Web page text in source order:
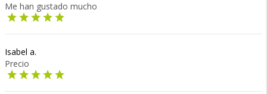
Me han gustado mucho
Isabel a.
Precio